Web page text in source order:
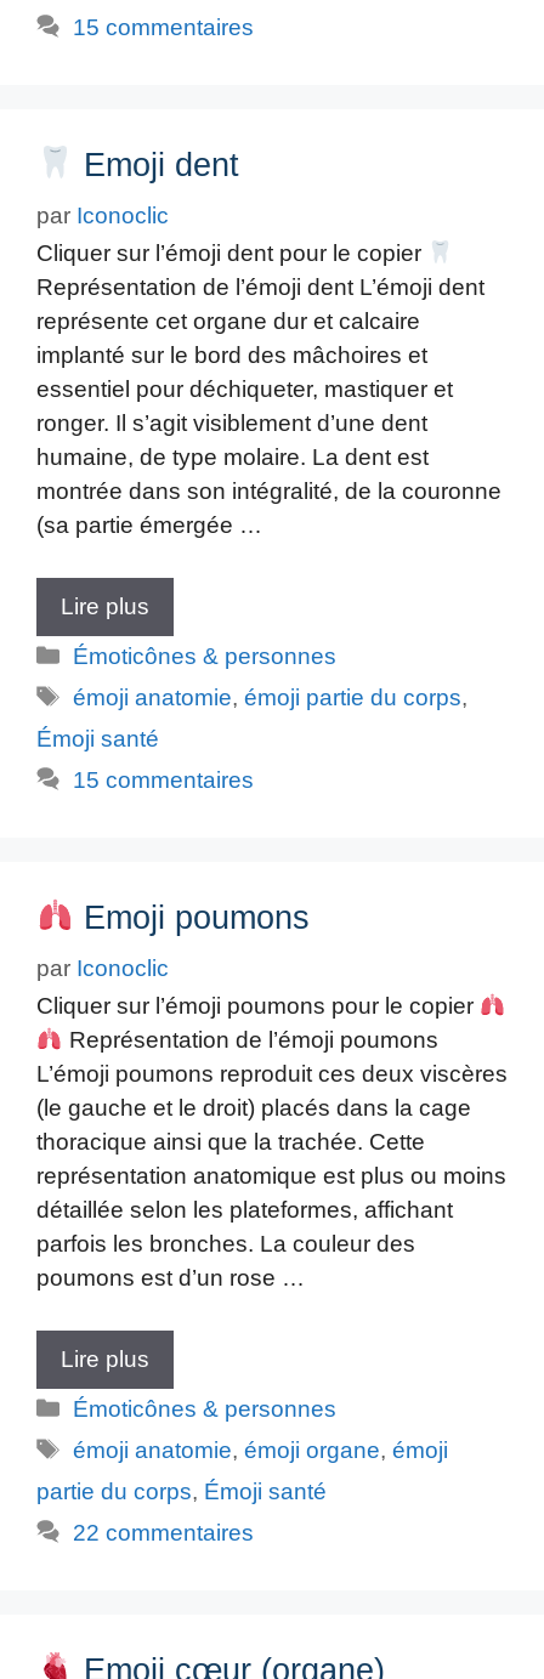
15 commentaires
Emoji dent
par Iconoclic
Cliquer sur l’émoji dent pour le copier
Représentation de l’émoji dent L’émoji dent
représente cet organe dur et calcaire
implanté sur le bord des mâchoires et
essentiel pour déchiqueter, mastiquer et
ronger. Il s’agit visiblement d’une dent
humaine, de type molaire. La dent est
montrée dans son intégralité, de la couronne
(sa partie émergée …
Lire plus
Catégories
Émoticônes & personnes
Étiquettes
émoji anatomie,émoji partie du corps,
Émoji santé
15 commentaires
Emoji poumons
par Iconoclic
Cliquer sur l’émoji poumons pour le copier
Représentation de l’émoji poumons
L’émoji poumons reproduit ces deux viscères
(le gauche et le droit) placés dans la cage
thoracique ainsi que la trachée. Cette
représentation anatomique est plus ou moins
détaillée selon les plateformes, affichant
parfois les bronches. La couleur des
poumons est d’un rose …
Lire plus
Catégories
Émoticônes & personnes
Étiquettes
émoji anatomie,émoji organe,émoji
partie du corps, Émoji santé
22 commentaires
Emoji cœur (organe)